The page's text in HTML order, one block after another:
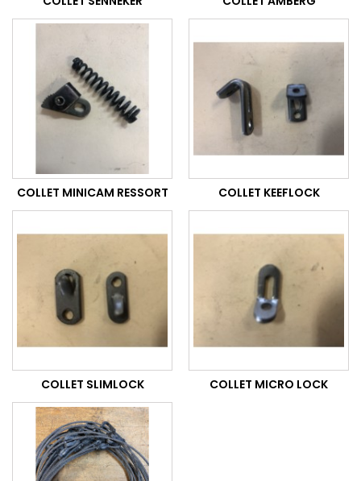
COLLET MINICAM RESSORT COLLET KEEFLOCK
COLLET SLIMLOCK COLLET MICRO LOCK